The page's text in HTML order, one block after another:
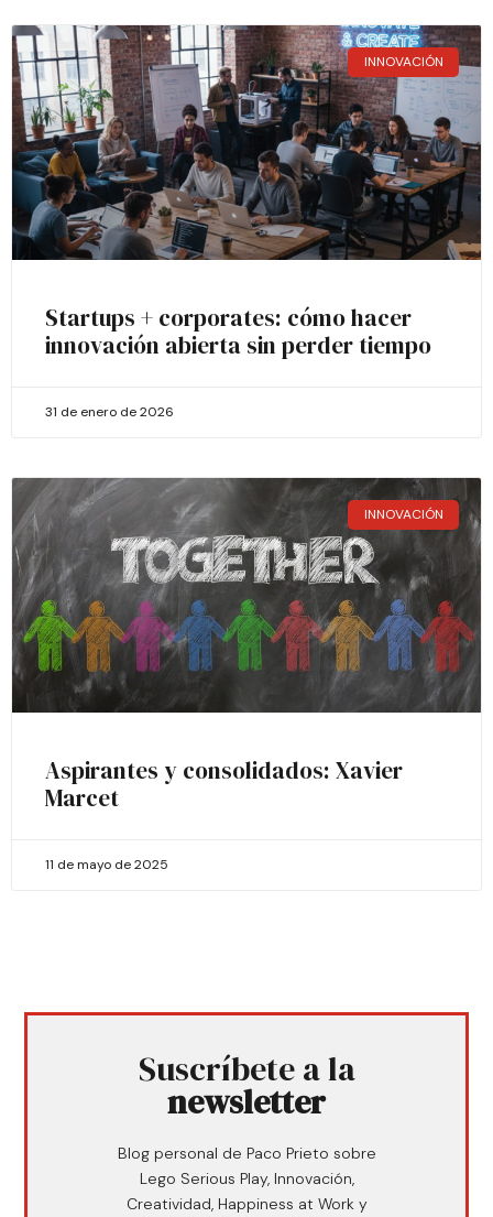
INNOVACIÓN
Startups + corporates: cómo hacer
innovación abierta sin perder tiempo
31 de enero de 2026
INNOVACIÓN
Aspirantes y consolidados: Xavier
Marcet
11 de mayo de 2025
Suscríbete a la
newsletter
Blog personal de Paco Prieto sobre
Lego Serious Play, Innovación,
Creatividad, Happiness at Work y